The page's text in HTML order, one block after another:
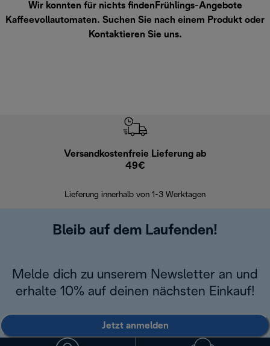
Wir konnten für nichts findenFrühlings-Angebote
Kaffeevollautomaten. Suchen Sie nach einem Produkt oder
Kontaktieren Sie uns.
Versandkostenfreie Lieferung ab
49€
Lieferung innerhalb von 1-3 Werktagen
Bleib auf dem Laufenden!
Melde dich zu unserem Newsletter an und
erhalte 10% auf deinen nächsten Einkauf!
Jetzt anmelden